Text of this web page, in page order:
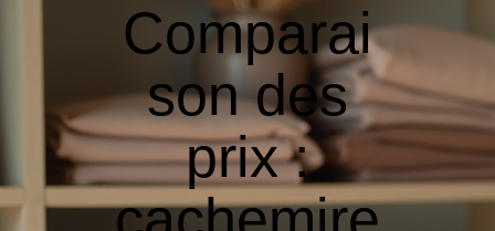
Comparai
son des
prix :